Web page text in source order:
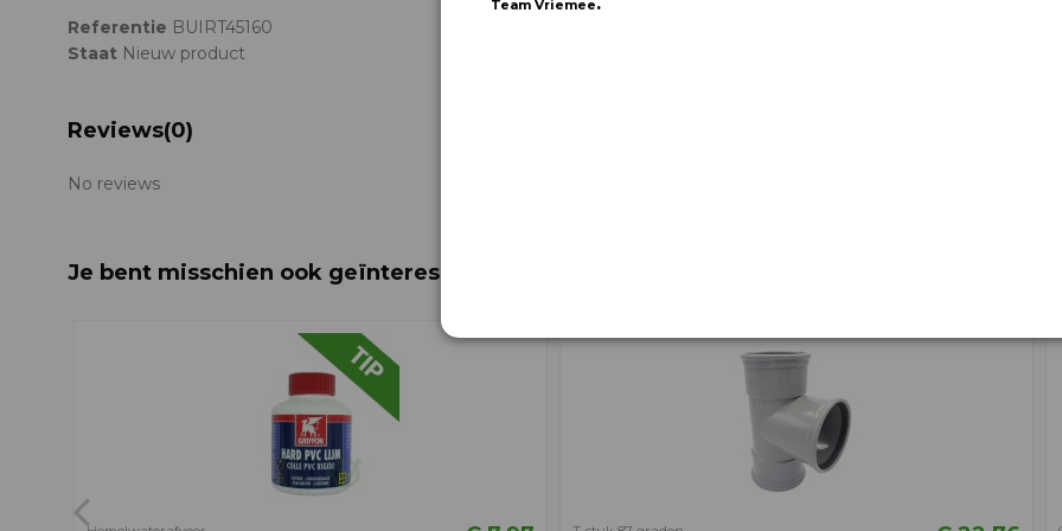
Referentie BUIRT45160
Staat Nieuw product
Reviews(0)
No reviews
Je bent misschien ook geïnteresseerd in
Team Vriemee